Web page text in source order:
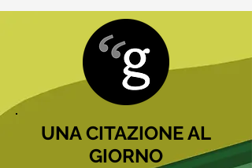
UNA CITAZIONE AL
GIORNO